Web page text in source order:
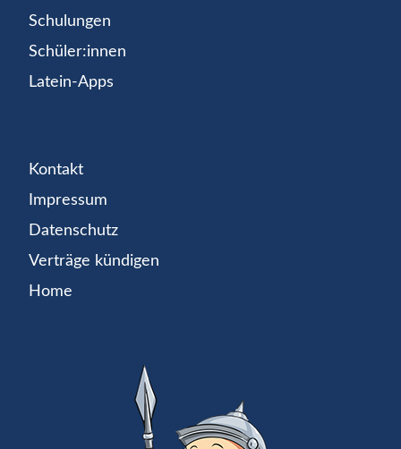
Schulungen
Schüler:innen
Latein-Apps
Kontakt
Impressum
Datenschutz
Verträge kündigen
Home